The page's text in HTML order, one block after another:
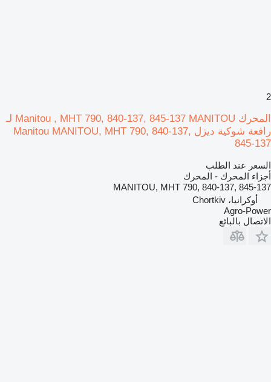
2
المحرك Manitou , MHT 790, 840-137, 845-137 MANITOU لـ
رافعة شوكية ديزل Manitou MANITOU, MHT 790, 840-137,
845-137
السعر عند الطلب
أجزاء المحرك - المحرك
MANITOU, MHT 790, 840-137, 845-137
أوكرانيا، Chortkiv
Agro-Power
الاتصال بالبائع